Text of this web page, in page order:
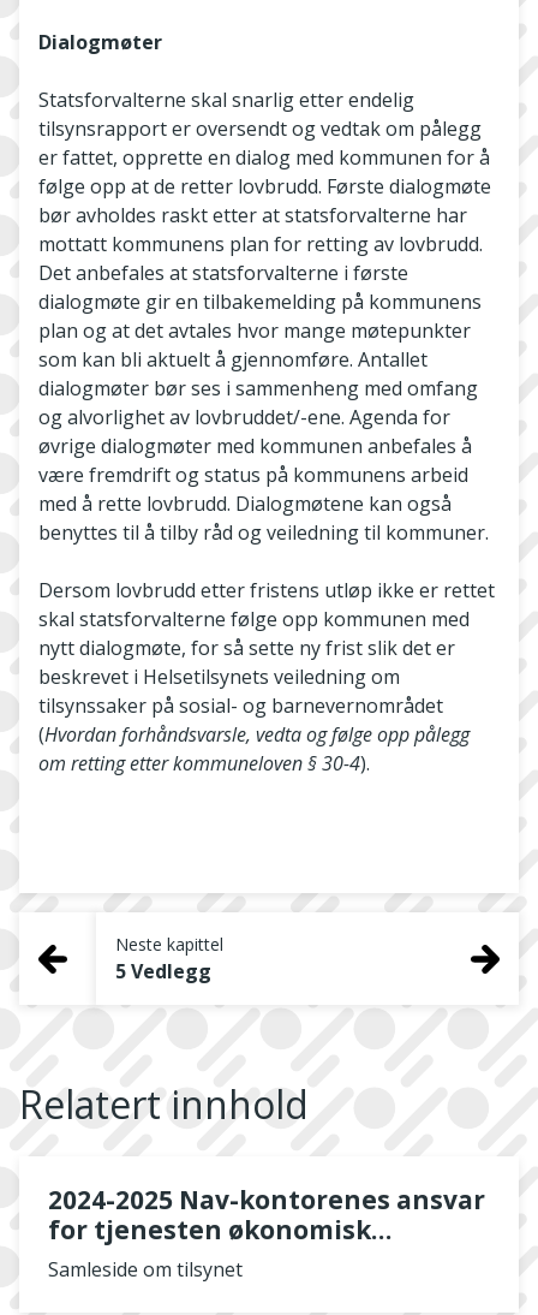
Dialogmøter
Statsforvalterne skal snarlig etter endelig
tilsynsrapport er oversendt og vedtak om pålegg
er fattet, opprette en dialog med kommunen for å
følge opp at de retter lovbrudd. Første dialogmøte
bør avholdes raskt etter at statsforvalterne har
mottatt kommunens plan for retting av lovbrudd.
Det anbefales at statsforvalterne i første
dialogmøte gir en tilbakemelding på kommunens
plan og at det avtales hvor mange møtepunkter
som kan bli aktuelt å gjennomføre. Antallet
dialogmøter bør ses i sammenheng med omfang
og alvorlighet av lovbruddet/-ene. Agenda for
øvrige dialogmøter med kommunen anbefales å
være fremdrift og status på kommunens arbeid
med å rette lovbrudd. Dialogmøtene kan også
benyttes til å tilby råd og veiledning til kommuner.
Dersom lovbrudd etter fristens utløp ikke er rettet
skal statsforvalterne følge opp kommunen med
nytt dialogmøte, for så sette ny frist slik det er
beskrevet i Helsetilsynets veiledning om
tilsynssaker på sosial- og barnevernområdet
(Hvordan forhåndsvarsle, vedta og følge opp pålegg
om retting etter kommuneloven § 30-4).
Neste kapittel
5 Vedlegg
Relatert innhold
2024-2025 Nav-kontorenes ansvar
for tjenesten økonomisk
rådgivning til personer i en
vanskelig økonomisk situasjon
Samleside om tilsynet